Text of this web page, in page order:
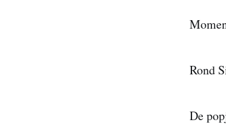
Rond
De